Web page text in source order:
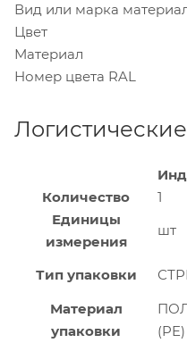
Вид или марка
Цвет
Материал
Номер цвета RAL
Количество
1
Единицы
измерения
шт
Тип упаковки
Материал
упаковки
(PE)